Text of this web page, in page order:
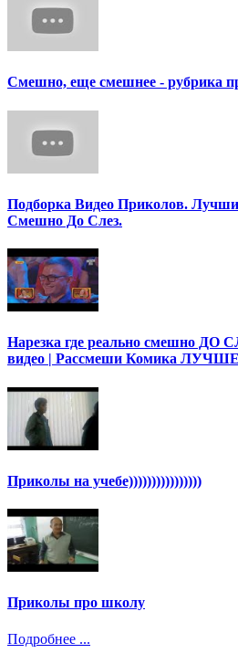
Смешно, еще смешнее - рубрика
Подборка Видео Приколов.
Смешно До Слез.
Нарезка где реально смешно ДО
видео | Рассмеши Комика
Приколы на учебе))))))))))))))))
Приколы про школу
Подробнее ...